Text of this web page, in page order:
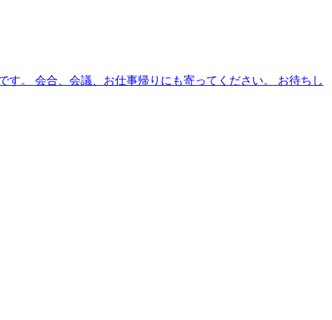
。 会合、会議、お仕事帰りにも寄ってください。 お待ちし